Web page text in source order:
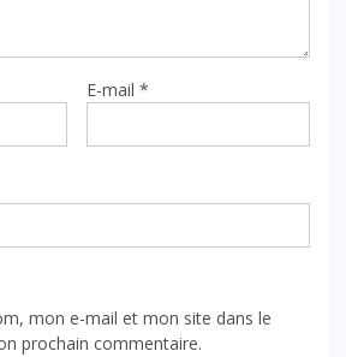
E-mail *
mon e-mail et mon site dans le
prochain commentaire.